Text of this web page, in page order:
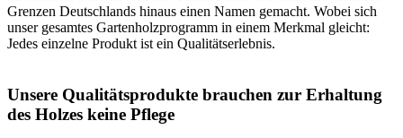
Grenzen Deutschlands hinaus einen Namen gemacht. Wobei sich
unser gesamtes Gartenholzprogramm in einem Merkmal gleicht:
Jedes einzelne Produkt ist ein Qualitätserlebnis.
Unsere Qualitätsprodukte brauchen zur Erhaltung
des Holzes keine Pflege